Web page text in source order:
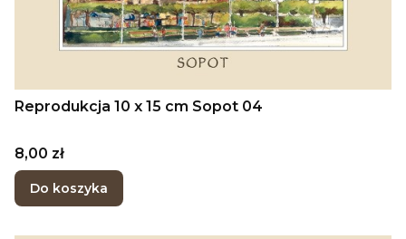
Reprodukcja 10 x 15 cm Sopot 04
Cena
8,00 zł
Do koszyka